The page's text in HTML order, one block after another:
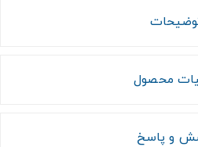
محصول
و پاسخ